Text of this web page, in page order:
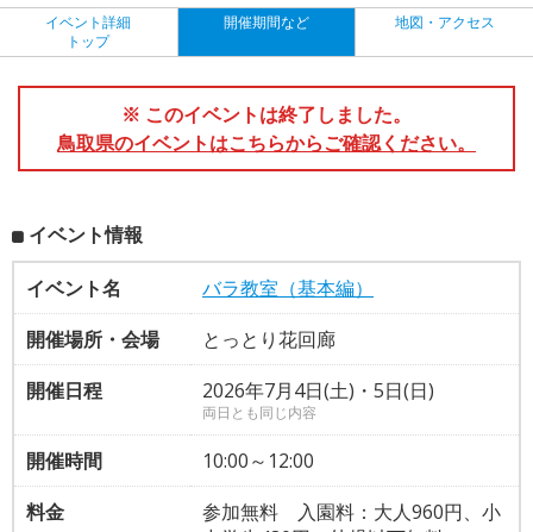
イベント詳細
トップ
開催期間など 地図・アクセス
※ このイベントは終了しました。
鳥取県のイベントはこちらからご確認ください。
イベント情報
イベント名
バラ教室（基本編）
開催場所・会場
とっとり花回廊
開催日程
2026年7月4日(土)・5日(日)
両日とも同じ内容
開催時間
10:00～12:00
料金
参加無料 入園料：大人960円、小